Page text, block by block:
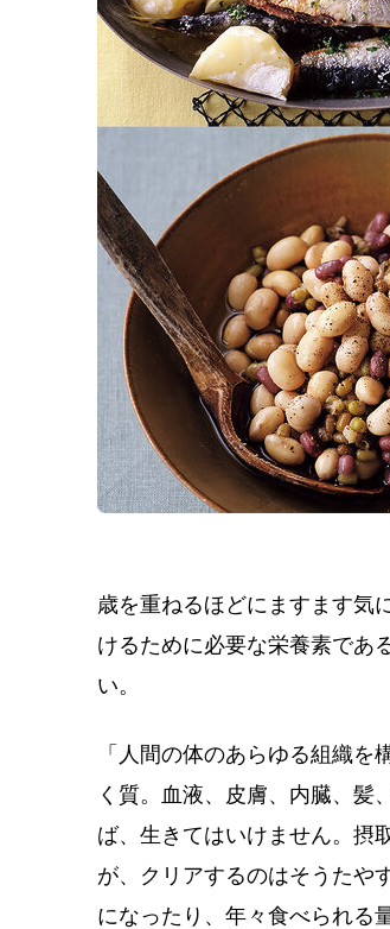
歳を重ねるほどにますます気
けるために必要な栄養素であ
い。
「人間の体のあらゆる組織
く質。血液、皮膚、内臓、髪
ば、生きてはいけません。摂
が、クリアするのはそうたや
になったり、年々食べられる